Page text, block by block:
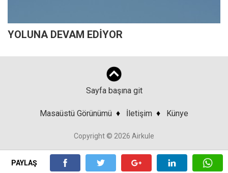
PAYLAŞ
YOLUNA DEVAM EDİYOR
Sayfa başına git
Masaüstü Görünümü ♦ İletişim ♦ Künye
Copyright © 2026 Airkule